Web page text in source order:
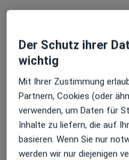
Ich freue mich, wenn
Praxis in Zirndorf
viel Wert auf einen
Umgang - denn Sie
fühlen.
Mein weiteres
Der Schutz ihrer
wichtig
Mit Ihrer Zustimmung
Partnern, Cookies (oder
verwenden, um Daten für
Inhalte zu liefern, die auf
basieren. Wenn Sie nur
werden wir nur diejenigen